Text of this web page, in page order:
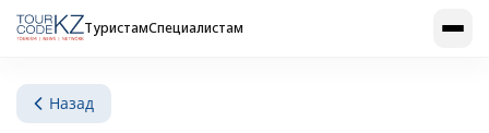
ТуристамСпециалистам
Назад